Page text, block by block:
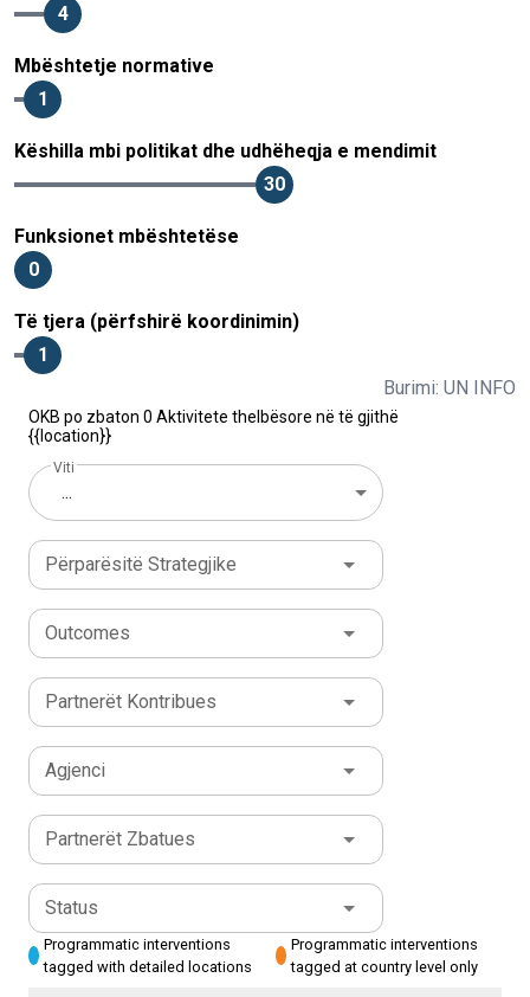
4
Mbështetje normative
1
Këshilla mbi politikat dhe udhëheqja e mendimit
30
Funksionet mbështetëse
0
Të tjera (përfshirë koordinimin)
1
Burimi: UN INFO
OKB po zbaton 0 Aktivitete thelbësore në të gjithë
{{location}}
Viti
...
Përparësitë Strategjike
Outcomes
Partnerët Kontribues
Agjenci
Partnerët Zbatues
Status
Programmatic interventions
tagged with detailed locations
Programmatic interventions
tagged at country level only